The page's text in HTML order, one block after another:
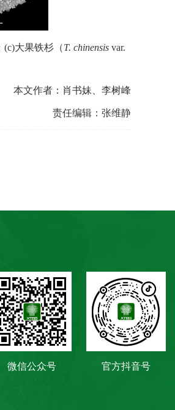
(c)大果铁杉（T. chinensisvar.
本文作者：肖书妹、李树峰
责任编辑：张维静
微信公众号 官方抖音号